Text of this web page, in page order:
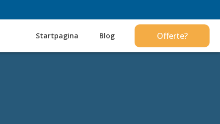
Startpagina Blog Offerte?